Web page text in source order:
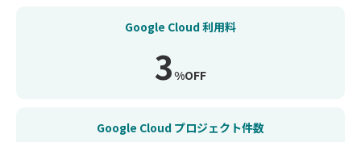
Google Cloud 利用料
3%OFF
Google Cloud プロジェクト件数